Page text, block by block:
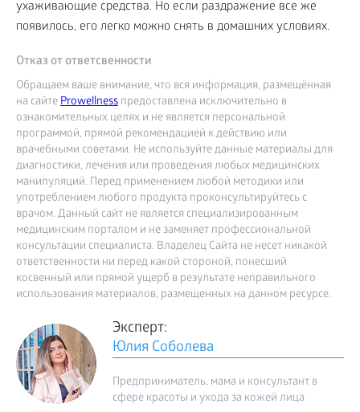
ухаживающие средства. Но если раздражение все же
появилось, его легко можно снять в домашних условиях.
Отказ от ответсвенности
Обращаем ваше внимание, что вся информация, размещённая
на сайтеProwellness предоставлена исключительно в
ознакомительных целях и не является персональной
программой, прямой рекомендацией к действию или
врачебными советами. Не используйте данные материалы для
диагностики, лечения или проведения любых медицинских
манипуляций. Перед применением любой методики или
употреблением любого продукта проконсультируйтесь с
врачом. Данный сайт не является специализированным
медицинским порталом и не заменяет профессиональной
консультации специалиста. Владелец Сайта не несет никакой
ответственности ни перед какой стороной, понесший
косвенный или прямой ущерб в результате неправильного
использования материалов, размещенных на данном ресурсе.
Эксперт:
Юлия Соболева
Предприниматель, мама и консультант в
сфере красоты и ухода за кожей лица